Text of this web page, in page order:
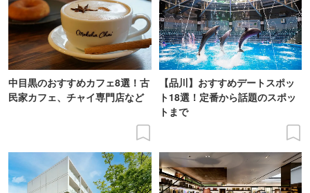
中目黒のおすすめカフェ8選！古
民家カフェ、チャイ専門店など
【品川】おすすめデートスポッ
ト18選！定番から話題のスポッ
トまで